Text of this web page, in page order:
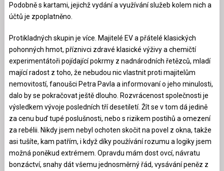
Podobně s kartami, jejichž vydání a využívání služeb kolem nich a
účtů je zpoplatněno.
Protikladných skupin je více. Majitelé EV a přátelé klasických
pohonných hmot, příznivci zdravé klasické výživy a chemičtí
experimentátoři pojídající pokrmy z nadnárodních řetězců, mladí
mající radost z toho, že nebudou nic vlastnit proti majitelům
nemovitostí, fanoušci Petra Pavla a informovaní o jeho minulosti,
dalo by se pokračovat ještě dlouho. Rozvrácenost společnosti je
výsledkem vývoje posledních tří desetiletí. Žít se v tom dá jedině
za cenu buď tupé poslušnosti, nebo s rizikem postihů a omezení
za rebélii. Nikdy jsem nebyl ochoten skočit na povel z okna, takže
asi tušíte, kam patřím, i když díky používání rozumu a logiky jsem
možná poněkud extrémem. Opravdu mám dost ovcí, návratu
bonzáctví, snahy dát všemu jednosměrný řád, vysávání peněz z